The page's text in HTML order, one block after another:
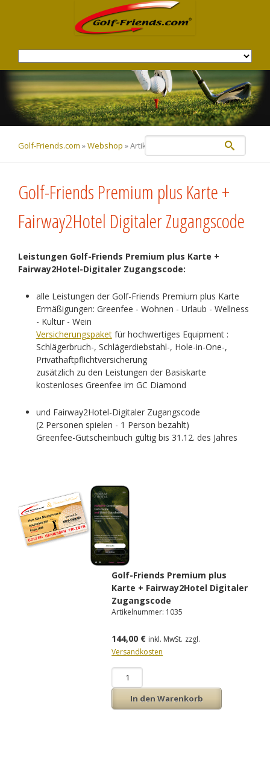
überspringen
Golf-Friends.com »Webshop »Artikeldetails
Golf-Friends Premium plus Karte +
Fairway2Hotel Digitaler Zugangscode
Leistungen Golf-Friends Premium plus Karte +
Fairway2Hotel-Digitaler Zugangscode:
alle Leistungen der Golf-Friends Premium plus Karte
Ermäßigungen: Greenfee - Wohnen - Urlaub - Wellness
- Kultur - Wein
Versicherungspaketfür hochwertiges Equipment :
Schlägerbruch-, Schlägerdiebstahl-, Hole-in-One-,
Privathaftpflichtversicherung
zusätzlich zu den Leistungen der Basiskarte
kostenloses Greenfee im GC Diamond
und Fairway2Hotel-Digitaler Zugangscode
(2 Personen spielen - 1 Person bezahlt)
Greenfee-Gutscheinbuch gültig bis 31.12. des Jahres
Golf-Friends Premium plus
Karte + Fairway2Hotel Digitaler
Zugangscode
Artikelnummer: 1035
144,00 € inkl. MwSt. zzgl.
Versandkosten